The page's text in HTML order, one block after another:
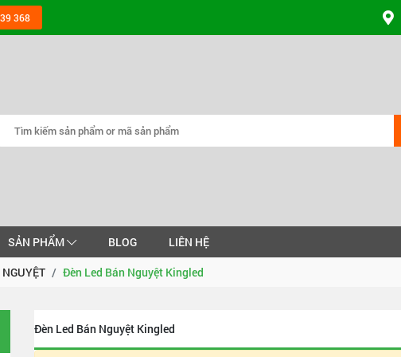
368
SẢN PHẨM BLOG
LIÊN HỆ
Đèn Led Bán Nguyệt Kingled
Đèn Led Bán Nguyệt Kingled